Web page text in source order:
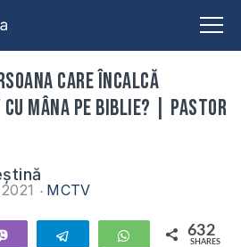
care încalcă
mâna pe Biblie? | Pastor
MCTV
Telegram WhatsApp
632
SHARES